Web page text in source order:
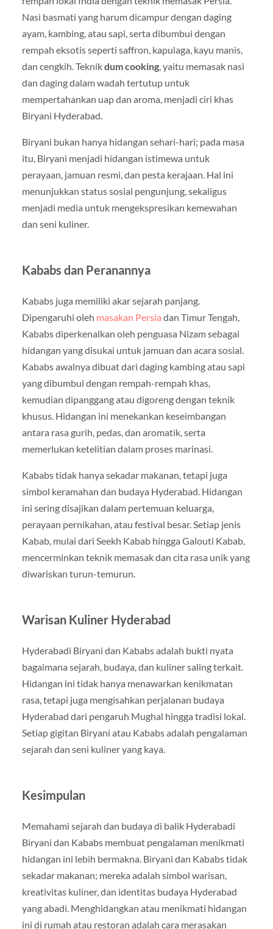
Nasi basmati yang harum dicampur dengan daging
ayam, kambing, atau sapi, serta dibumbui dengan
rempah eksotis seperti saffron, kapulaga, kayu manis,
dan cengkih. Teknikdum cooking, yaitu memasak nasi
dan daging dalam wadah tertutup untuk
mempertahankan uap dan aroma, menjadi ciri khas
Biryani Hyderabad.
Biryani bukan hanya hidangan sehari-hari; pada masa
itu, Biryani menjadi hidangan istimewa untuk
perayaan, jamuan resmi, dan pesta kerajaan. Hal ini
menunjukkan status sosial pengunjung, sekaligus
menjadi media untuk mengekspresikan kemewahan
dan seni kuliner.
Kababs dan Peranannya
Kababs juga memiliki akar sejarah panjang.
Dipengaruhi oleh masakan Persia dan Timur Tengah,
Kababs diperkenalkan oleh penguasa Nizam sebagai
hidangan yang disukai untuk jamuan dan acara sosial.
Kababs awalnya dibuat dari daging kambing atau sapi
yang dibumbui dengan rempah-rempah khas,
kemudian dipanggang atau digoreng dengan teknik
khusus. Hidangan ini menekankan keseimbangan
antara rasa gurih, pedas, dan aromatik, serta
memerlukan ketelitian dalam proses marinasi.
Kababs tidak hanya sekadar makanan, tetapi juga
simbol keramahan dan budaya Hyderabad. Hidangan
ini sering disajikan dalam pertemuan keluarga,
perayaan pernikahan, atau festival besar. Setiap jenis
Kabab, mulai dari Seekh Kabab hingga Galouti Kabab,
mencerminkan teknik memasak dan cita rasa unik yang
diwariskan turun-temurun.
Warisan Kuliner Hyderabad
Hyderabadi Biryani dan Kababs adalah bukti nyata
bagaimana sejarah, budaya, dan kuliner saling terkait.
Hidangan ini tidak hanya menawarkan kenikmatan
rasa, tetapi juga mengisahkan perjalanan budaya
Hyderabad dari pengaruh Mughal hingga tradisi lokal.
Setiap gigitan Biryani atau Kababs adalah pengalaman
sejarah dan seni kuliner yang kaya.
Kesimpulan
Memahami sejarah dan budaya di balik Hyderabadi
Biryani dan Kababs membuat pengalaman menikmati
hidangan ini lebih bermakna. Biryani dan Kababs tidak
sekadar makanan; mereka adalah simbol warisan,
kreativitas kuliner, dan identitas budaya Hyderabad
yang abadi. Menghidangkan atau menikmati hidangan
ini di rumah atau restoran adalah cara merasakan